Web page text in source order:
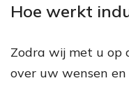
Hoe werkt
Zodra wij met u op
over uw wensen